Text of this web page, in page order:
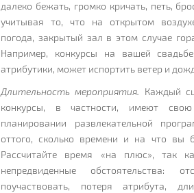
далеко бежать, громко кричать, петь,
учитывая то, что на открытом
погода, закрытый зал в этом случае
Например, конкурсы на вашей
атрибутики, может испортить ветер и
Длительность мероприятия. Каждый
конкурсы, в частности, имеют свою
планировании развлекательной
оттого, сколько времени и на что вы
Рассчитайте время «на плюс», так
непредвиденные обстоятельства:
поучаствовать, потеря атрибута,